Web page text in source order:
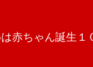
赤ちゃん誕生１